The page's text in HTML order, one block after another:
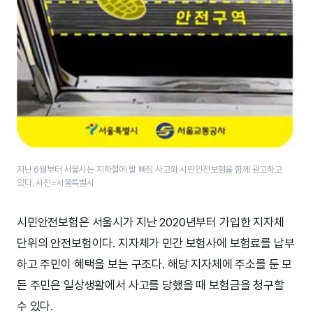
지난 6월부터 서울시는 지하철에 발 빠짐 사고와 시민안전보험을 함께 광고하고
있다. 사진=서울특별시
시민안전보험은 서울시가 지난 2020년부터 가입한 지자체
단위의 안전보험이다. 지자체가 민간 보험사에 보험료를 납부
하고 주민이 혜택을 보는 구조다. 해당 지자체에 주소를 둔 모
든 주민은 일상생활에서 사고를 당했을 때 보험금을 청구할
수 있다.